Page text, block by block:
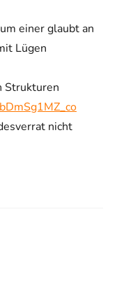
einer glaubt an
Lügen
Strukturen
nicht